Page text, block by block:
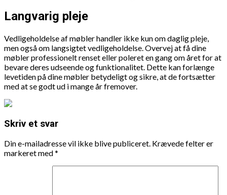
Langvarig pleje
Vedligeholdelse af møbler handler ikke kun om daglig pleje,
men også om langsigtet vedligeholdelse. Overvej at få dine
møbler professionelt renset eller poleret en gang om året for at
bevare deres udseende og funktionalitet. Dette kan forlænge
levetiden på dine møbler betydeligt og sikre, at de fortsætter
med at se godt ud i mange år fremover.
Skriv et svar
Din e-mailadresse vil ikke blive publiceret. Krævede felter er
markeret med*